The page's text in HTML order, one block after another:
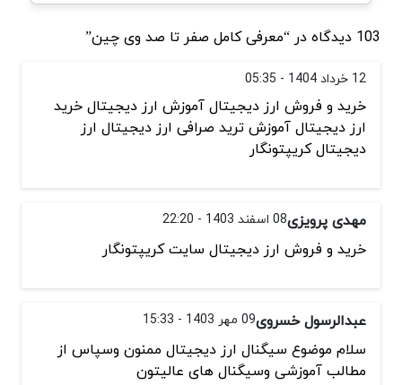
103 دیدگاه در “معرفی کامل صفر تا صد وی چین”
12 خرداد 1404 - 05:35
خرید و فروش ارز دیجیتال آموزش ارز دیجیتال خرید
ارز دیجیتال آموزش ترید صرافی ارز دیجیتال ارز
دیجیتال کریپتونگار
مهدی پرویزی08 اسفند 1403 - 22:20
خرید و فروش ارز دیجیتال سایت کریپتونگار
عبدالرسول خسروی09 مهر 1403 - 15:33
سلام موضوع سیگنال ارز دیجیتال ممنون وسپاس از
مطالب آموزشی وسیگنال های عالیتون